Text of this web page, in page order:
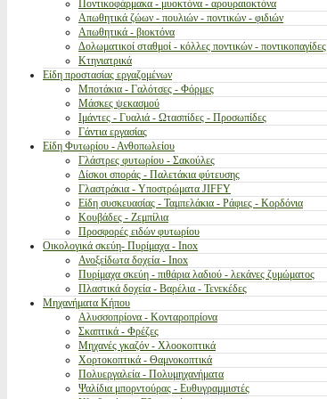
Ποντικοφάρμακα - μυοκτόνα - αρουραιοκτόνα
Απωθητικά ζώων - πουλιών - ποντικών - φιδιών
Απωθητικά - βιοκτόνα
Δολωματικοί σταθμοί - κόλλες ποντικών - ποντικοπαγίδες
Κτηνιατρικά
Είδη προστασίας εργαζομένων
Μποτάκια - Γαλότσες - Φόρμες
Μάσκες ψεκασμού
Ιμάντες - Γυαλιά - Ωτασπίδες - Προσωπίδες
Γάντια εργασίας
Είδη Φυτωρίου - Ανθοπωλείου
Γλάστρες φυτωρίου - Σακούλες
Δίσκοι σποράς - Παλετάκια φύτευσης
Γλαστράκια - Υποστρώματα JIFFY
Είδη συσκευασίας - Ταμπελάκια - Ράφιες - Κορδόνια
Κουβάδες - Ζεμπίλια
Προσφορές ειδών φυτωρίου
Οικολογικά σκεύη- Πυρίμαχα - Inox
Ανοξείδωτα δοχεία - Inox
Πυρίμαχα σκεύη - πιθάρια λαδιού - λεκάνες ζυμώματος
Πλαστικά δοχεία - Βαρέλια - Τενεκέδες
Μηχανήματα Κήπου
Αλυσσοπρίονα - Κονταροπρίονα
Σκαπτικά - Φρέζες
Μηχανές γκαζόν - Χλοοκοπτικά
Χορτοκοπτικά - Θαμνοκοπτικά
Πολυεργαλεία - Πολυμηχανήματα
Ψαλίδια μπορντούρας - Ευθυγραμμιστές